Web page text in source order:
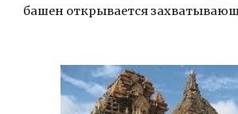
башен открывается